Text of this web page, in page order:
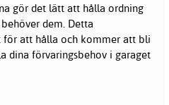
gör det lätt att hålla ordning
dem. Detta
för att hålla och kommer att bli
dina förvaringsbehov i garaget